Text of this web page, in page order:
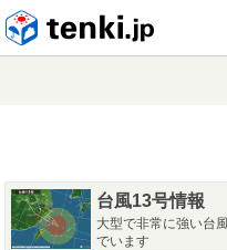
台風13号情報
大型で非常に強い台
でいます